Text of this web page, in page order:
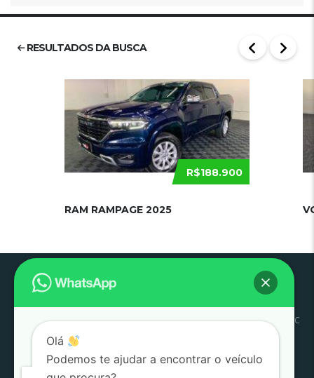
RESULTADOS DA BUSCA
R$188.900
RAM RAMPAGE 2025
Estoque SJC Litoral
Conosco
SAC
por:
Olá
Podemos te ajudar a encontrar o veículo